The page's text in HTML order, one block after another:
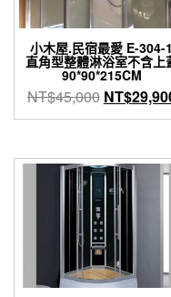
小木屋.民宿最愛 E-304-1
直角型整體淋浴室不含上
90*90*215CM
NT$45,000 原
始
格：
NT$45,000
NT$